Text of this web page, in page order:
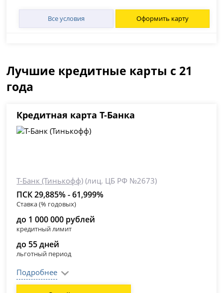
Лучшие кредитные карты с 21
года
Кредитная карта Т-Банка
Т-Банк (Тинькофф) (лиц. ЦБ РФ №2673)
ПСК 29,885% - 61,999%
Ставка (% годовых)
до 1 000 000 рублей
кредитный лимит
до 55 дней
льготный период
Подробнее
Все условия Оформить карту